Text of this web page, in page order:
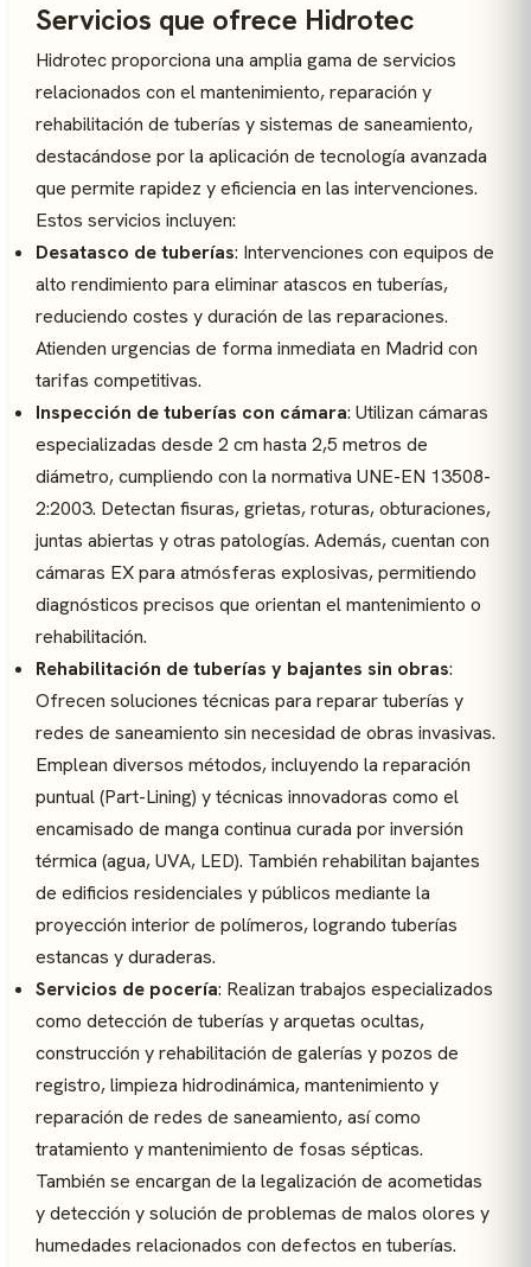
Servicios que ofrece Hidrotec
Hidrotec proporciona una amplia gama de servicios
relacionados con el mantenimiento, reparación y
rehabilitación de tuberías y sistemas de saneamiento,
destacándose por la aplicación de tecnología avanzada
que permite rapidez y eficiencia en las intervenciones.
Estos servicios incluyen:
Desatasco de tuberías: Intervenciones con equipos de
alto rendimiento para eliminar atascos en tuberías,
reduciendo costes y duración de las reparaciones.
Atienden urgencias de forma inmediata en Madrid con
tarifas competitivas.
Inspección de tuberías con cámara: Utilizan cámaras
especializadas desde 2 cm hasta 2,5 metros de
diámetro, cumpliendo con la normativa UNE-EN 13508-
2:2003. Detectan fisuras, grietas, roturas, obturaciones,
juntas abiertas y otras patologías. Además, cuentan con
cámaras EX para atmósferas explosivas, permitiendo
diagnósticos precisos que orientan el mantenimiento o
rehabilitación.
Rehabilitación de tuberías y bajantes sin obras:
Ofrecen soluciones técnicas para reparar tuberías y
redes de saneamiento sin necesidad de obras invasivas.
Emplean diversos métodos, incluyendo la reparación
puntual (Part-Lining) y técnicas innovadoras como el
encamisado de manga continua curada por inversión
térmica (agua, UVA, LED). También rehabilitan bajantes
de edificios residenciales y públicos mediante la
proyección interior de polímeros, logrando tuberías
estancas y duraderas.
Servicios de pocería: Realizan trabajos especializados
como detección de tuberías y arquetas ocultas,
construcción y rehabilitación de galerías y pozos de
registro, limpieza hidrodinámica, mantenimiento y
reparación de redes de saneamiento, así como
tratamiento y mantenimiento de fosas sépticas.
También se encargan de la legalización de acometidas
y detección y solución de problemas de malos olores y
humedades relacionados con defectos en tuberías.